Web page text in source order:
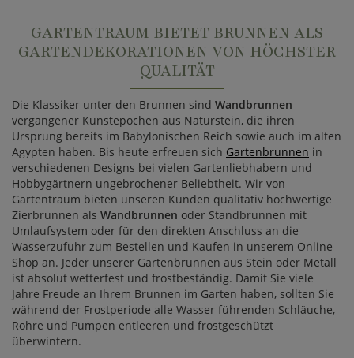
GARTENTRAUM BIETET BRUNNEN ALS
GARTENDEKORATIONEN VON HÖCHSTER
QUALITÄT
Die Klassiker unter den Brunnen sind Wandbrunnen
vergangener Kunstepochen aus Naturstein, die ihren
Ursprung bereits im Babylonischen Reich sowie auch im alten
Ägypten haben. Bis heute erfreuen sich Gartenbrunnen in
verschiedenen Designs bei vielen Gartenliebhabern und
Hobbygärtnern ungebrochener Beliebtheit. Wir von
Gartentraum bieten unseren Kunden qualitativ hochwertige
Zierbrunnen als Wandbrunnen oder Standbrunnen mit
Umlaufsystem oder für den direkten Anschluss an die
Wasserzufuhr zum Bestellen und Kaufen in unserem Online
Shop an. Jeder unserer Gartenbrunnen aus Stein oder Metall
ist absolut wetterfest und frostbeständig. Damit Sie viele
Jahre Freude an Ihrem Brunnen im Garten haben, sollten Sie
während der Frostperiode alle Wasser führenden Schläuche,
Rohre und Pumpen entleeren und frostgeschützt
überwintern.